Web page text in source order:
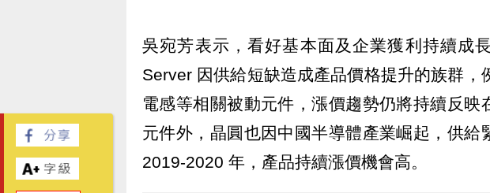
吳宛芳表示，看好基本面及企業獲利持續成
Server 因供給短缺造成產品價格提升的族群，
電感等相關被動元件，漲價趨勢仍將持續反映
元件外，晶圓也因中國半導體產業崛起，供給
2019-2020 年，產品持續漲價機會高。